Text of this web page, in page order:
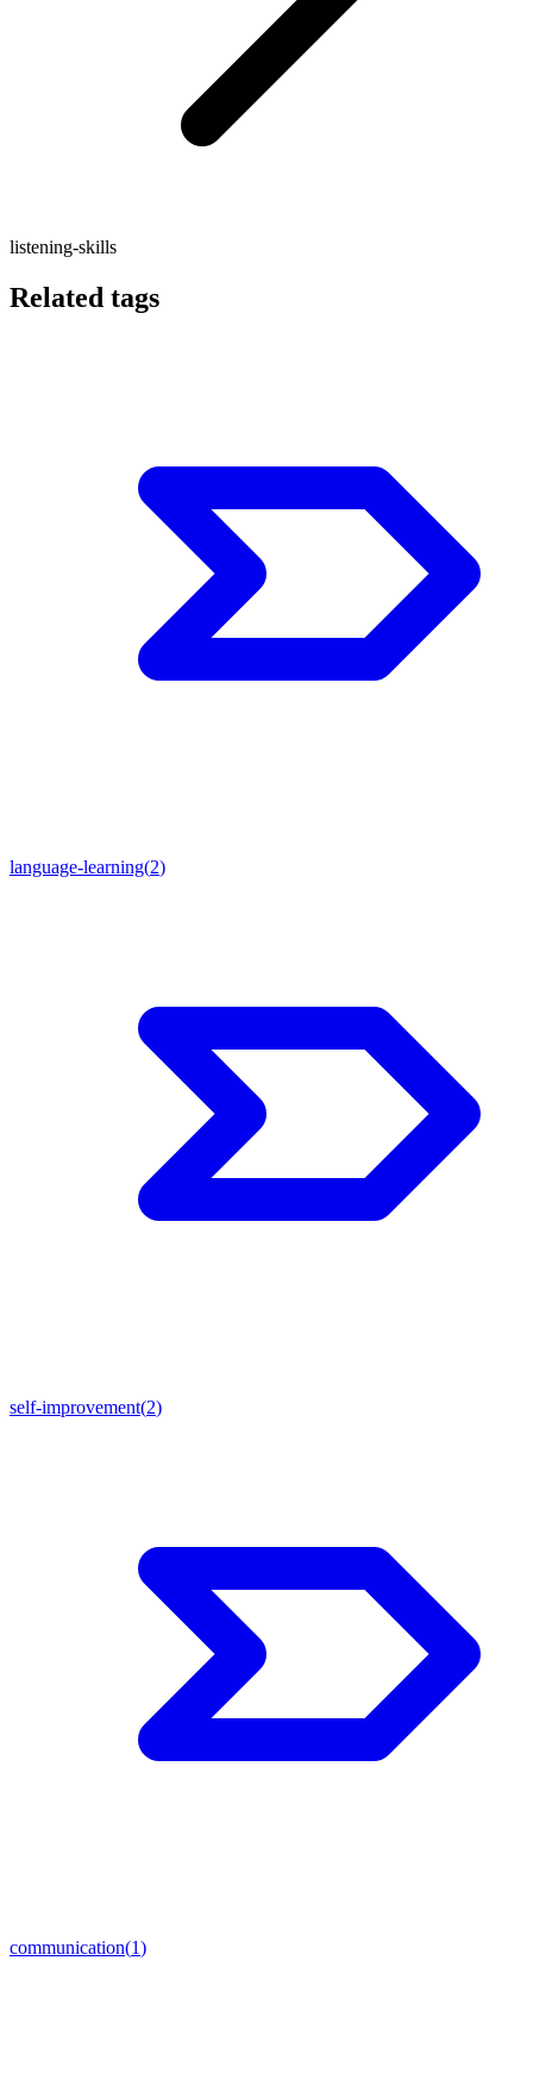
listening-skills
Related tags
language-learning(2)
self-improvement(2)
communication(1)